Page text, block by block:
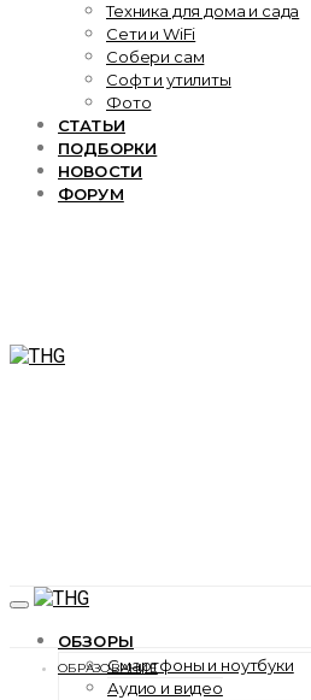
Техника для дома и сада
Сети и WiFi
Собери сам
Софт и утилиты
Фото
СТАТЬИ
ПОДБОРКИ
НОВОСТИ
ФОРУМ
ОБЗОРЫ
Смартфоны и ноутбуки
Аудио и видео
ОБРАЗОВАНИЕ